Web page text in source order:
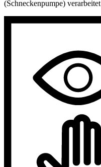
(Schneckenpumpe)